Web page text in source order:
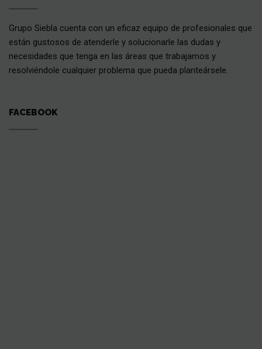
Grupo Siebla cuenta con un eficaz equipo de profesionales que
están gustosos de atenderle y solucionarle las dudas y
necesidades que tenga en las áreas que trabajamos y
resolviéndole cualquier problema que pueda planteársele.
FACEBOOK